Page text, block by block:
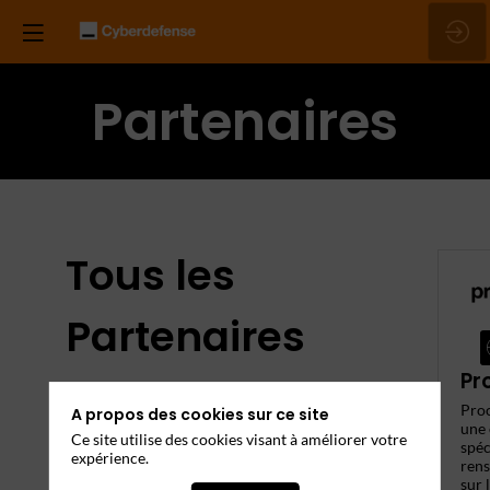
Partenaires
Tous les
Partenaires
sur
A propos des cookies sur ce site
Ce site utilise des cookies visant à améliorer votre
expérience.